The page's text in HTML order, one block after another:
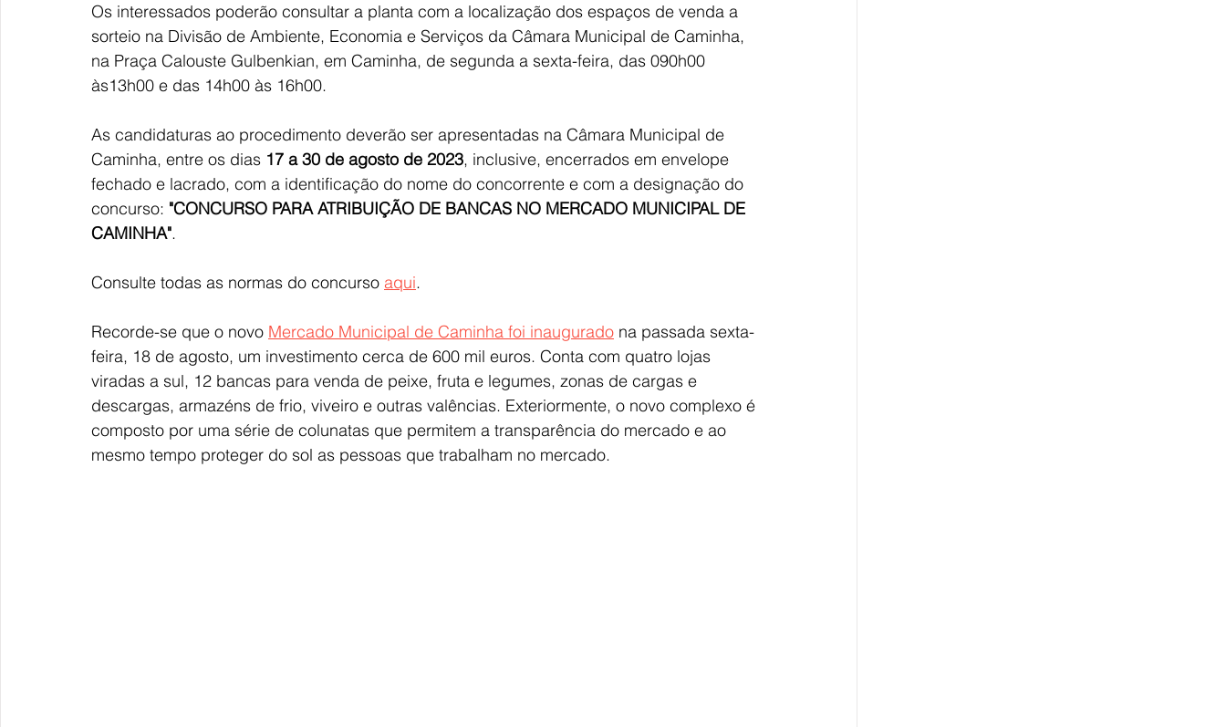
Os interessados poderão consultar a planta com a localização dos espaços de venda a
sorteio na Divisão de Ambiente, Economia e Serviços da Câmara Municipal de Caminha,
na Praça Calouste Gulbenkian, em Caminha, de segunda a sexta-feira, das 090h00
às13h00 e das 14h00 às 16h00.
As candidaturas ao procedimento deverão ser apresentadas na Câmara Municipal de
Caminha, entre os dias 17 a 30 de agosto de 2023, inclusive, encerrados em envelope
fechado e lacrado, com a identificação do nome do concorrente e com a designação do
concurso: "CONCURSO PARA ATRIBUIÇÃO DE BANCAS NO MERCADO MUNICIPAL DE
CAMINHA".
Consulte todas as normas do concurso aqui.
Recorde-se que o novo Mercado Municipal de Caminha foi inaugurado na passada sexta-
feira, 18 de agosto, um investimento cerca de 600 mil euros. Conta com quatro lojas
viradas a sul, 12 bancas para venda de peixe, fruta e legumes, zonas de cargas e
descargas, armazéns de frio, viveiro e outras valências. Exteriormente, o novo complexo é
composto por uma série de colunatas que permitem a transparência do mercado e ao
mesmo tempo proteger do sol as pessoas que trabalham no mercado.